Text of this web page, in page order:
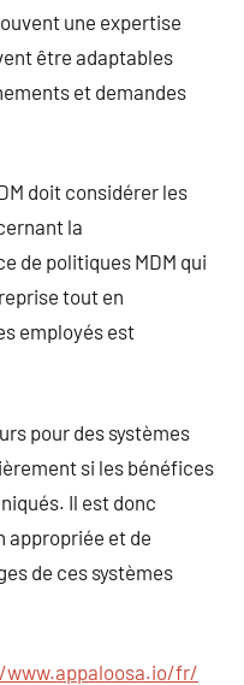
une expertise
être adaptables
et demandes
doit considérer les
la
de politiques MDM qui
tout en
employés est
pour des systèmes
si les bénéfices
Il est donc
appropriée et de
de ces systèmes
fr/